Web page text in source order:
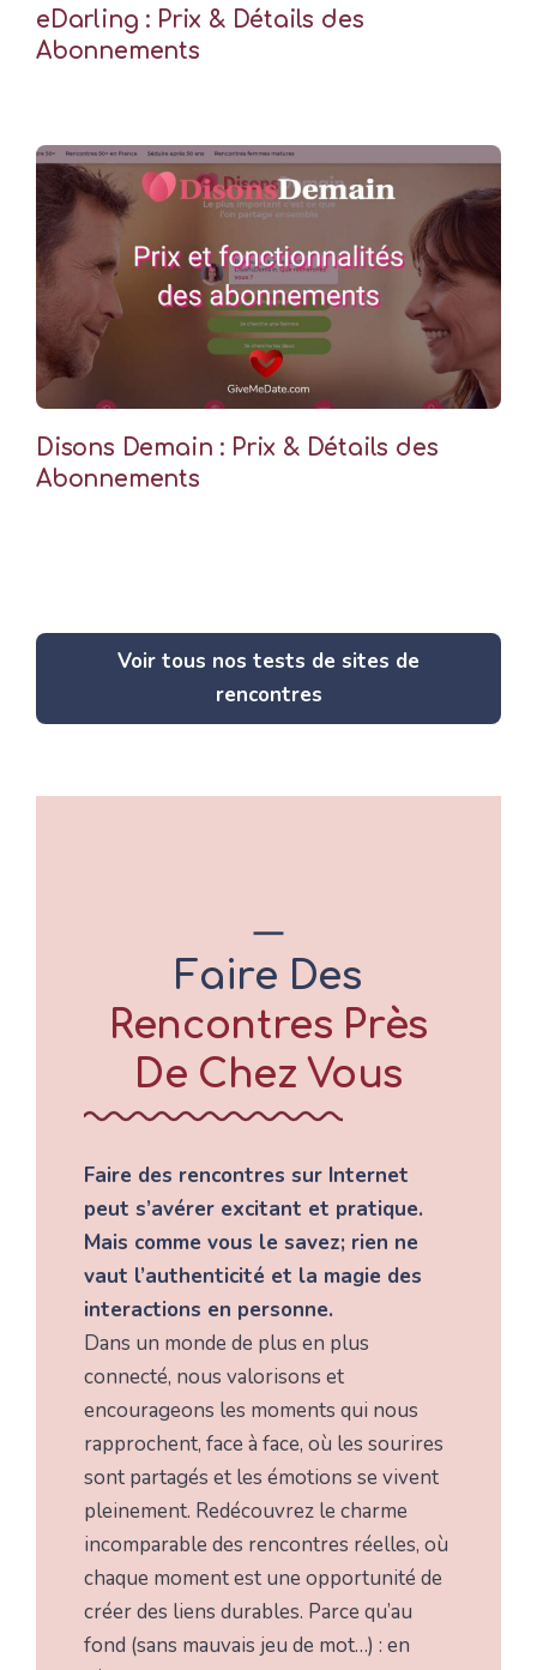
eDarling : Prix & Détails des
Abonnements
Disons Demain : Prix & Détails des
Abonnements
Voir tous nos tests de sites de
rencontres
Faire Des
Rencontres Près
De Chez Vous
Faire des rencontres sur Internet
peut s’avérer excitant et pratique.
Mais comme vous le savez; rien ne
vaut l’authenticité et la magie des
interactions en personne.
Dans un monde de plus en plus
connecté, nous valorisons et
encourageons les moments qui nous
rapprochent, face à face, où les sourires
sont partagés et les émotions se vivent
pleinement. Redécouvrez le charme
incomparable des rencontres réelles, où
chaque moment est une opportunité de
créer des liens durables. Parce qu’au
fond (sans mauvais jeu de mot…) : en